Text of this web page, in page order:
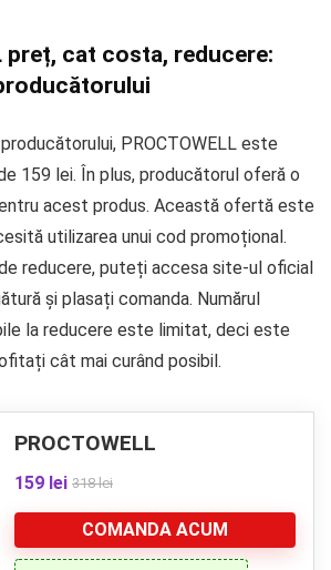
preț, cat costa, reducere:
PROCTOWELL este
159 lei. În plus, producătorul oferă o
acest produs. Această ofertă este
utilizarea unui cod promoțional.
reducere, puteți accesa site-ul oficial
și plasați comanda. Numărul
la reducere este limitat, deci este
cât mai curând posibil.
PROCTOWELL
159 lei 318 lei
COMANDA ACUM